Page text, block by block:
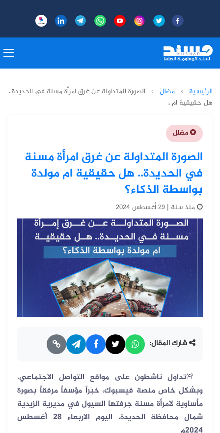
الرئيسية › مضلل › الصورة المتداولة عن غرق امرأة مسنة في الحديدة..
هل حقيقية ام...
مضلل
الصورة المتداولة عن غرق امرأة مسنة
في الحديدة.. هل حقيقية ام مولدة
بواسطة الذكاء؟
منذ سنة | 29 أغسطس 2024
شارك المقال:
🚨تداول ناشطون على مواقع التواصل الاجتماعي،
وبشكل خاص منصة فيسبوك، خبراً مؤسفاً مرفقاً بصورة
مأساوية لامرأة مسنة جرفتها السيول في مديرية الزيدية
شمال محافظة الحديدة، اليوم الاربعاء 28 أغسطس